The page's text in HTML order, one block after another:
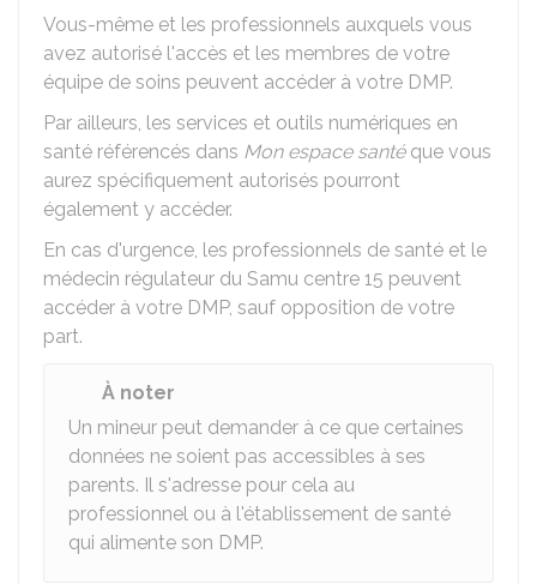
Vous-même et les professionnels auxquels vous
avez autorisé l'accès et les membres de votre
équipe de soins peuvent accéder à votre DMP.
Par ailleurs, les services et outils numériques en
santé référencés dans Mon espace santéque vous
aurez spécifiquement autorisés pourront
également y accéder.
En cas d'urgence, les professionnels de santé et le
médecin régulateur du Samu centre 15 peuvent
accéder à votre DMP, sauf opposition de votre
part.
À noter
Un mineur peut demander à ce que certaines
données ne soient pas accessibles à ses
parents. Il s'adresse pour cela au
professionnel ou à l'établissement de santé
qui alimente son DMP.